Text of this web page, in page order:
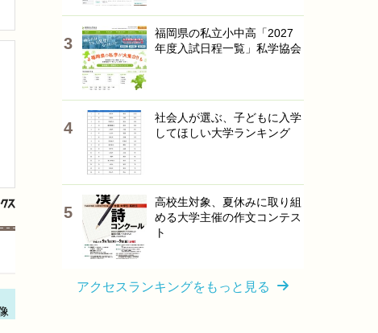
福岡県の私立小中高「2027
年度入試日程一覧」私学協会
社会人が選ぶ、子どもに入学
してほしい大学ランキング
高校生対象、夏休みに取り組
める大学主催の作文コンテス
ト
アクセスランキングをもっと見る